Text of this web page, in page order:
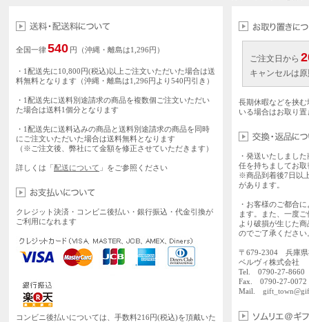
全国一律540 円（沖縄・離島は1,296円）
・1配送先に10,800円(税込)以上ご注文いただいた場合は送
料無料となります（沖縄・離島は1,296円より540円引き）
・1配送先に送料別途請求の商品を複数個ご注文いただい
た場合は送料1個分となります
・1配送先に送料込みの商品と送料別途請求の商品を同時
にご注文いただいた場合は送料無料となります
（※ご注文後、弊社にて金額を修正させていただきます）
詳しくは「配送について 」をご参照ください
クレジット決済・コンビニ後払い・銀行振込・代金引換が
ご利用になれます
コンビニ後払いについては、手数料216円(税込)を頂戴いた
ご注文日から
キャンセルは
長期休暇などを挟
いる場合はお取り
・発送いたしまし
任を持ちましてお
※商品到着後7日以
があります。
・お客様のご都合
ます。また、一度
より破損が生じた
のでご了承ください
〒679-2304 兵庫県
ベルヴィ株式会社
Tel. 0790-27-
Fax. 0790-27-0072
Mail.